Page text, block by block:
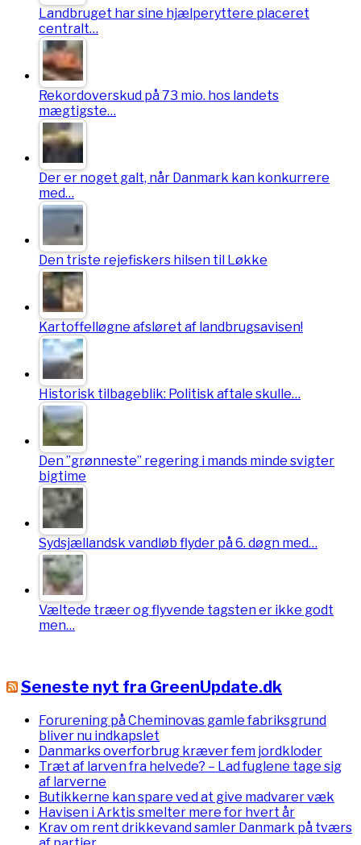
Landbruget har sine hjælperyttere placeret
centralt…
Rekordoverskud på 73 mio. hos landets
mægtigste…
Der er noget galt, når Danmark kan konkurrere
med…
Den triste rejefiskers hilsen til Løkke
Kartoffelløgne afsløret af landbrugsavisen!
Historisk tilbageblik: Politisk aftale skulle…
Den ”grønneste” regering i mands minde svigter
bigtime
Sydsjællandsk vandløb flyder på 6. døgn med…
Væltede træer og flyvende tagsten er ikke godt
men…
Seneste nyt fra GreenUpdate.dk
Forurening på Cheminovas gamle fabriksgrund
bliver nu indkapslet
Danmarks overforbrug kræver fem jordkloder
Træt af larven fra helvede? – Lad fuglene tage sig
af larverne
Butikkerne kan spare ved at give madvarer væk
Havisen i Arktis smelter mere for hvert år
Krav om rent drikkevand samler Danmark på tværs